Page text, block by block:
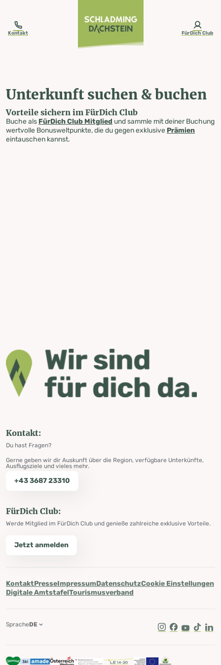
Kontakt FürDich Club
Unterkunft suchen & buchen
Vorteile sichern im FürDich Club
Buche als FürDich Club Mitglied und sammle mit deiner Buchung
wertvolle Bonusweltpunkte, die du gegen exklusive Prämien
eintauschen kannst.
Kontakt:
Du hast Fragen?
Gerne geben wir dir Auskunft über die Region, verfügbare Unterkünfte,
Ausflugsziele und vieles mehr.
+43 3687 23310
FürDich Club:
Werde Mitglied im FürDich Club und genieße zahlreiche exklusive Vorteile.
Jetzt anmelden
KontaktPresseImpressumDatenschutzCookie Einstellungen
Digitale AmtstafelTourismusverband
Instagram
Facebook
Youtube
Tik Tok
SpracheDE